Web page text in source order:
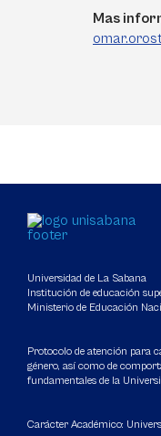
Mas
Universidad de La Sabana
Institución de educación
Ministerio de Educación
Protocolo de atención para
género, así como de
fundamentales de la
Carácter Académico: